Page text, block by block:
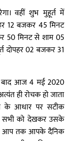
वहीं शुभ मुहूर्त में
12 बजकर 45 मिनट
50 मिनट से शाम 05
दोपहर 02 बजकर 31
बाद आज 4 मई 2020
ही रोचक हो जाता
के आधार पर सटीक
सभी को देखकर उसके
आप तक आपके दैनिक